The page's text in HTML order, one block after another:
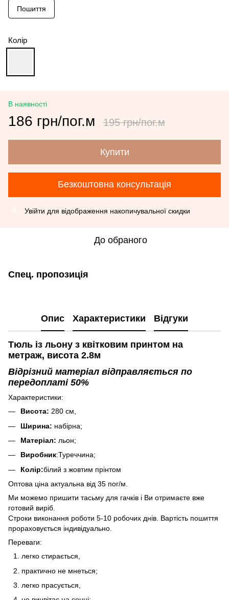
Пошиття
Колір
В наявності
186 грн/пог.м 195 грн/пог.м
Купити
Безкоштовна консультація
Увійти для відображення накопичувальної скидки
До обраного
Спец. пропозиція
Опис Характеристики Відгуки
Тюль із льону з квітковим принтом на
метраж, висота 2.8м
Відрізний матеріал відправляється по
передоплаті 50%
Характеристики:
Висота: 280 см,
Ширина: набірна;
Матеріал: льон;
Виробник:Туреччина;
Колір:білий з жовтим прінтом
Оптова ціна актуальна від 35 пог/м.
Ми можемо пришити тасьму для гачків і Ви отримаєте вже
готовий виріб.
Строки виконання роботи 5-10 робочих днів. Вартість пошиття
прораховується індивідуально.
Переваги:
легко стирається,
практично не мнеться;
легко прасується,